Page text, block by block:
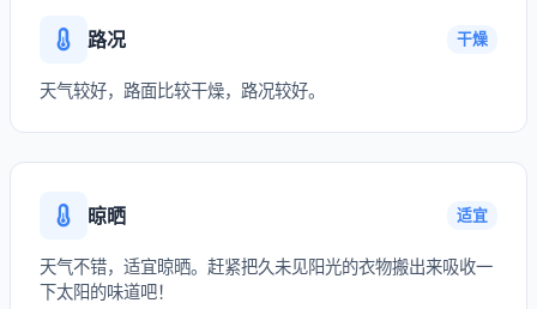
路况 干燥
天气较好，路面比较干燥，路况较好。
晾晒 适宜
天气不错，适宜晾晒。赶紧把久未见阳光的衣物搬出来吸收一
下太阳的味道吧！